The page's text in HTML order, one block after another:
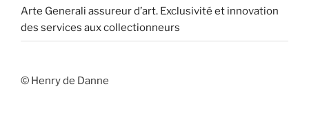
Arte Generali assureur d’art. Exclusivité et innovation
des services aux collectionneurs
© Henry de Danne